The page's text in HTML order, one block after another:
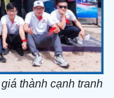
thành cạnh tranh